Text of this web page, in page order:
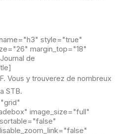
style="true"
margin_top="18"
de
Vous y trouverez de nombreux
STB.
image_size="full"